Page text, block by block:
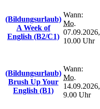
(Bildungsurlaub)
A Week of
English (B2/C1)
Wann:
Mo.
07.09.2026,
10.00 Uhr
(Bildungsurlaub)
Brush Up Your
English (B1)
Wann:
Mo.
14.09.2026,
9.00 Uhr